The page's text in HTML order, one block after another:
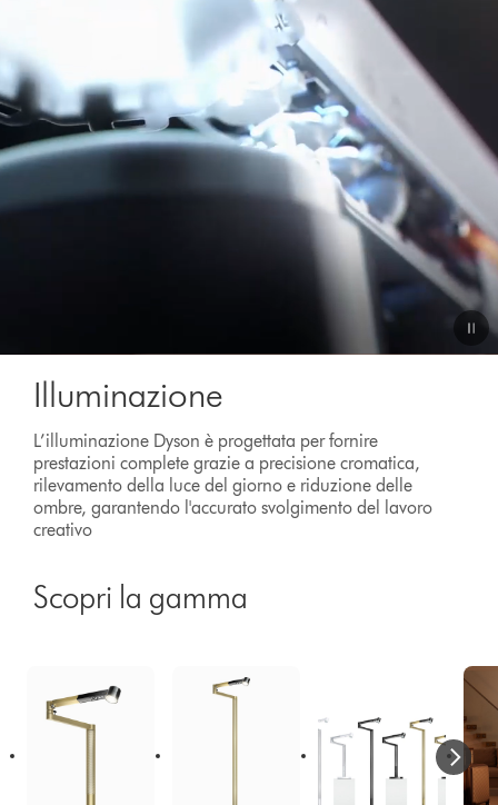
TranscriptIlluminazione
L’illuminazione Dyson è progettata per fornire
prestazioni complete grazie a precisione cromatica,
rilevamento della luce del giorno e riduzione delle
ombre, garantendo l'accurato svolgimento del lavoro
creativo
Scopri la gamma